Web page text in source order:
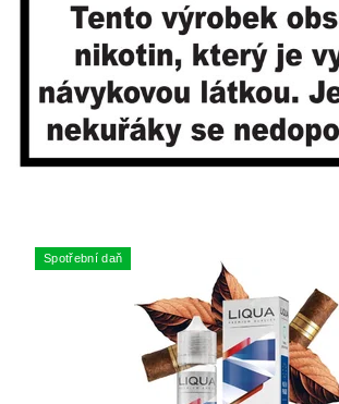
Spotřební daň